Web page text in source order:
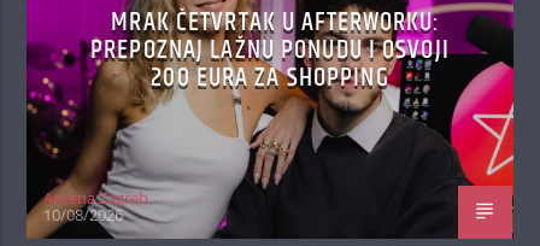
MRAK ČETVRTAK U AFTERWORKU:
PREPOZNAJ LAŽNU PONUDU I OSVOJI
200 EURA ZA SHOPPING
Antena Zagreb
10/08/2026